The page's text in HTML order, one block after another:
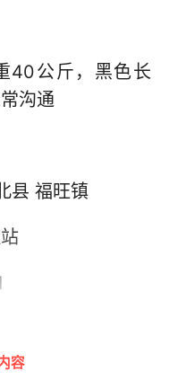
40公斤，黑色长
沟通
县 福旺镇
容